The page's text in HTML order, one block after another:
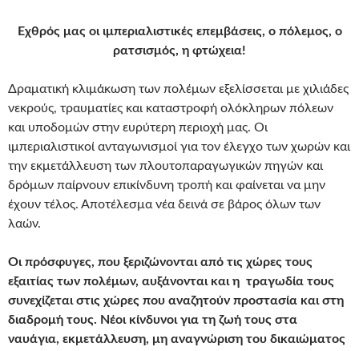
Εχθρός μας οι ιμπεριαλιστικές επεμβάσεις, ο πόλεμος, ο
ρατσισμός, η φτώχεια!
Δραματική κλιμάκωση των πολέμων εξελίσσεται με χιλιάδες
νεκρούς, τραυματίες και καταστροφή ολόκληρων πόλεων
και υποδομών στην ευρύτερη περιοχή μας. Οι
ιμπεριαλιστικοί ανταγωνισμοί για τον έλεγχο των χωρών και
την εκμετάλλευση των πλουτοπαραγωγικών πηγών και
δρόμων παίρνουν επικίνδυνη τροπή και φαίνεται να μην
έχουν τέλος. Αποτέλεσμα νέα δεινά σε βάρος όλων των
λαών.
Οι πρόσφυγες, που ξεριζώνονται από τις χώρες τους
εξαιτίας των πολέμων, αυξάνονται και η τραγωδία τους
συνεχίζεται στις χώρες που αναζητούν προστασία και στη
διαδρομή τους. Νέοι κίνδυνοι για τη ζωή τους στα
ναυάγια, εκμετάλλευση, μη αναγνώριση του δικαιώματος